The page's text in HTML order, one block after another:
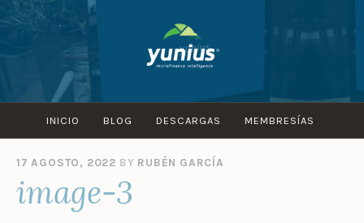
Skip
to
content
INICIO BLOG DESCARGAS MEMBRESÍAS
17 AGOSTO, 2022 BY RUBÉN GARCÍA
image-3